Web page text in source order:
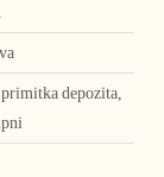
depozita,